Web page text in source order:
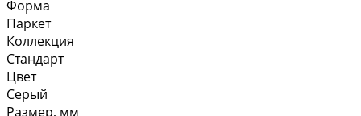
Форма
Паркет
Коллекция
Стандарт
Цвет
Серый
Размер, мм